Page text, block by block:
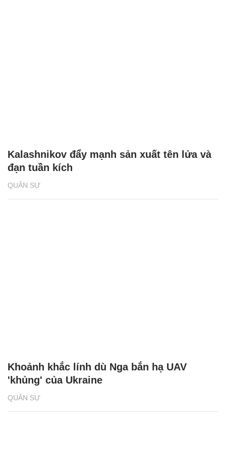
QUÂN SỰ
Kalashnikov đẩy mạnh sản xuất tên lửa và
đạn tuần kích
QUÂN SỰ
Khoảnh khắc lính dù Nga bắn hạ UAV
'khủng' của Ukraine